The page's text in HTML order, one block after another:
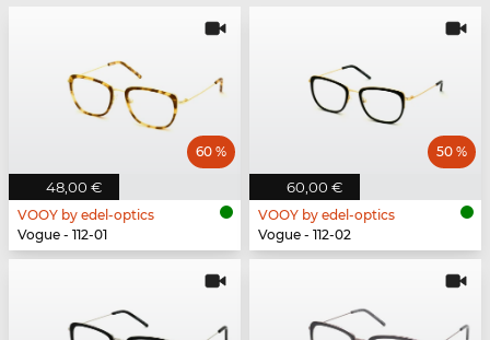
48,00 €
60 %
VOOY by edel-optics
Vogue - 112-01
60,00 €
50 %
VOOY by edel-optics
Vogue - 112-02